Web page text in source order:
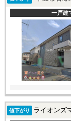
一戸建
値下がり ライオンズ